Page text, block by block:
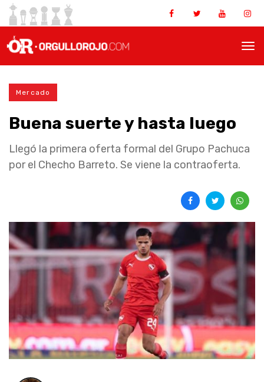
Mercado
Buena suerte y hasta luego
Llegó la primera oferta formal del Grupo Pachuca
por el Checho Barreto. Se viene la contraoferta.